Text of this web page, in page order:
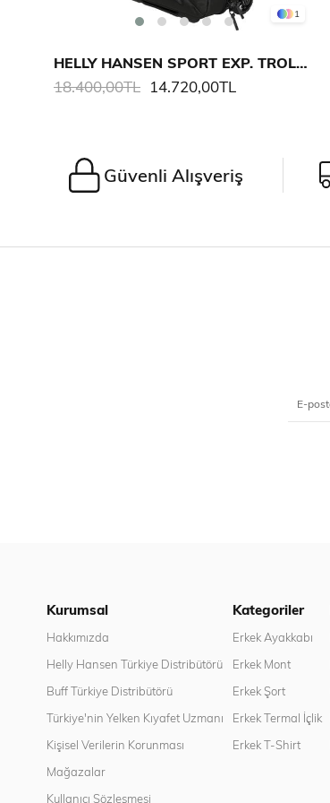
1
HELLY HANSEN SPORT EXP. TROLLEY CARRY ON
14.720,00TL
18.400,00TL
Güvenli Alışveriş
Kurumsal
Hakkımızda
Helly Hansen Türkiye Distribütörü
Buff Türkiye Distribütörü
Türkiye'nin Yelken Kıyafet Uzmanı
Kişisel Verilerin Korunması
Mağazalar
Kullanıcı Sözleşmesi
Kategoriler
Erkek Ayakkabı
Erkek Mont
Erkek Şort
Erkek Termal İçlik
Erkek T-Shirt